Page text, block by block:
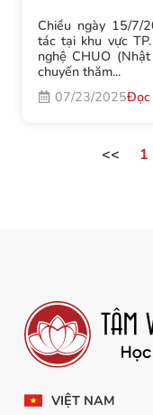
Chiều ngày 15/7/
tác tại khu vực
nghệ CHUO
chuyến thăm...
07/23/2025Đọc
<< 1
VIỆT NAM